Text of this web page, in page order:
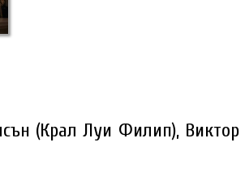
(Крал Луи Филип),